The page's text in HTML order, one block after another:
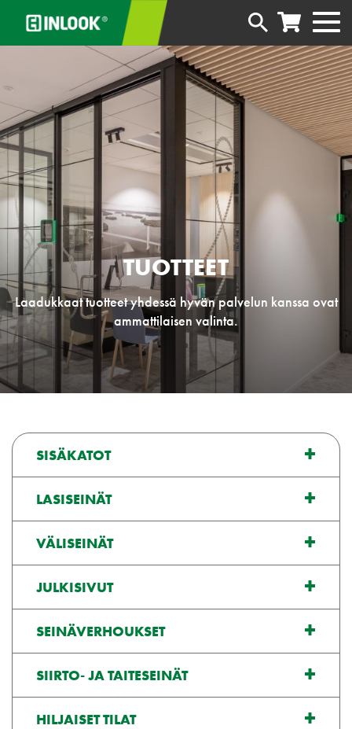
TUOTTEET
Laadukkaat tuotteet yhdessä hyvän palvelun kanssa ovat
ammattilaisen valinta.
SISÄKATOT
LASISEINÄT
VÄLISEINÄT
JULKISIVUT
SEINÄVERHOUKSET
SIIRTO- JA TAITESEINÄT
HILJAISET TILAT